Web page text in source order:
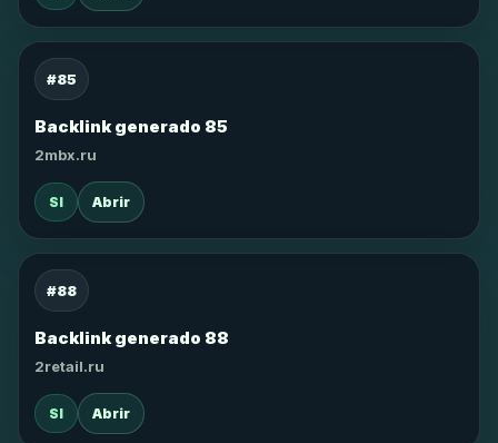
#85
Backlink generado 85
2mbx.ru
SI Abrir
#88
Backlink generado 88
2retail.ru
SI Abrir